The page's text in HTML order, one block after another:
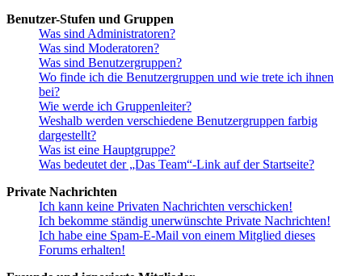
Benutzer-Stufen und Gruppen
Was sind Administratoren?
Was sind Moderatoren?
Was sind Benutzergruppen?
Wo finde ich die Benutzergruppen und wie trete ich ihnen
bei?
Wie werde ich Gruppenleiter?
Weshalb werden verschiedene Benutzergruppen farbig
dargestellt?
Was ist eine Hauptgruppe?
Was bedeutet der „Das Team“-Link auf der Startseite?
Private Nachrichten
Ich kann keine Privaten Nachrichten verschicken!
Ich bekomme ständig unerwünschte Private Nachrichten!
Ich habe eine Spam-E-Mail von einem Mitglied dieses
Forums erhalten!